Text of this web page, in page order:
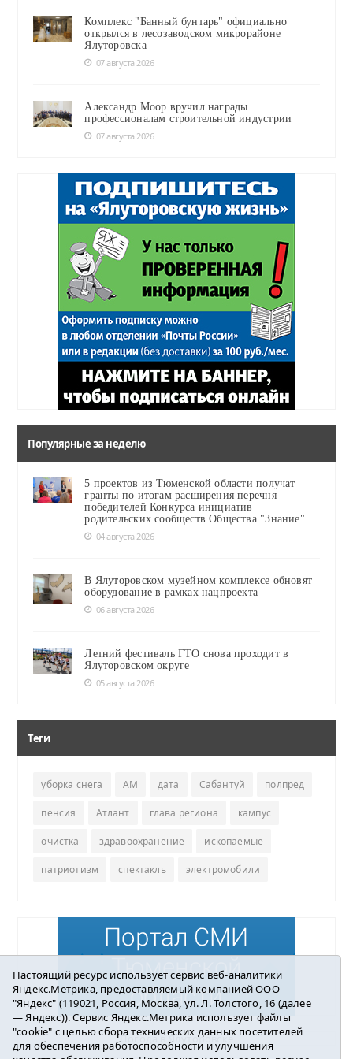
Комплекс "Банный бунтарь" официально
открылся в лесозаводском микрорайоне
Ялуторовска
07 августа 2026
Александр Моор вручил награды
профессионалам строительной индустрии
07 августа 2026
Популярные за неделю
5 проектов из Тюменской области получат
гранты по итогам расширения перечня
победителей Конкурса инициатив
родительских сообществ Общества "Знание"
04 августа 2026
В Ялуторовском музейном комплексе обновят
оборудование в рамках нацпроекта
06 августа 2026
Летний фестиваль ГТО снова проходит в
Ялуторовском округе
05 августа 2026
Теги
уборка снега АМ дата Сабантуй полпред
пенсия Атлант глава региона кампус
очистка здравоохранение ископаемые
патриотизм спектакль электромобили
Погода в Ялуторовске
Настоящий ресурс использует сервис веб-аналитики
Яндекс.Метрика, предоставляемый компанией ООО
"Яндекс" (119021, Россия, Москва, ул. Л. Толстого, 16 (далее
— Яндекс)). Сервис Яндекс.Метрика использует файлы
"cookie" с целью сбора технических данных посетителей
для обеспечения работоспособности и улучшения